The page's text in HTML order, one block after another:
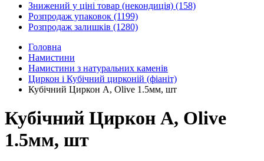
Знижений у ціні товар (некондиція) (158)
Розпродаж упаковок (1199)
Розпродаж залишків (1280)
Головна
Намистини
Намистини з натуральних каменів
Циркон і Кубічний цирконій (фіаніт)
Кубічний Циркон А, Olive 1.5мм, шт
Кубічний Циркон А, Olive
1.5мм, шт